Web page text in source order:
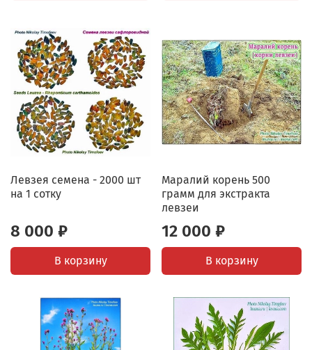
Левзея семена - 2000 шт
на 1 сотку
8 000 ₽
В корзину
Маралий корень 500
грамм для экстракта
левзеи
12 000 ₽
В корзину